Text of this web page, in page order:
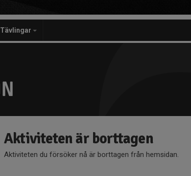
Tävlingar
Aktiviteten är borttagen
Aktiviteten du försöker nå är borttagen från hemsidan.